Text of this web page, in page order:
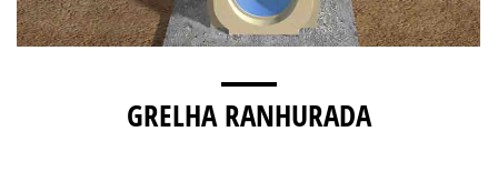
GRELHA RANHURADA